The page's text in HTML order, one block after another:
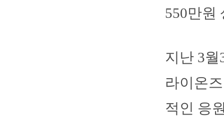
550만원
지난 3
라이온
적인 응